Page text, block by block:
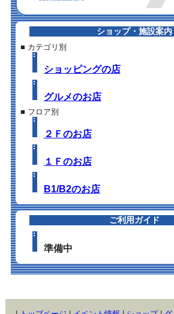
ショップ・施設案内
■ カテゴリ別
ショッピングの店
グルメのお店
■ フロア別
２Ｆのお店
１Ｆのお店
B1/B2のお店
ご利用ガイド
準備中